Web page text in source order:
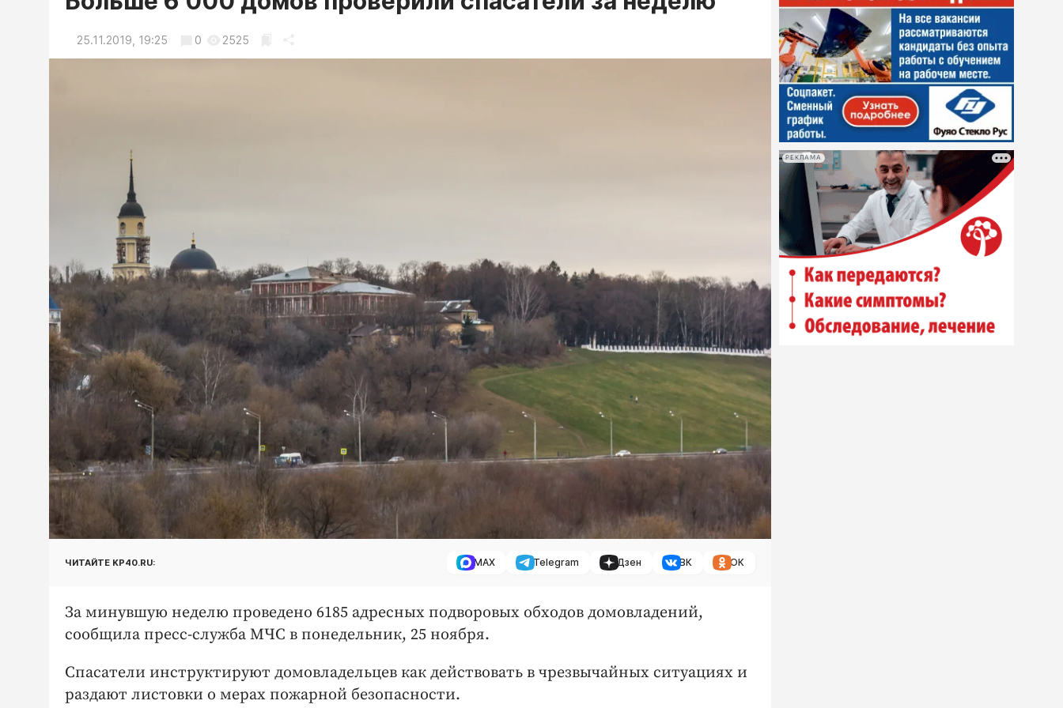
25.11.2019, 19:25 0 2525
ЧИТАЙТЕ KP40.RU: MAX Telegram Дзен ВК ОК
За минувшую неделю проведено 6185 адресных подворовых обходов домовладений,
сообщила пресс-служба МЧС в понедельник, 25 ноября.
Спасатели инструктируют домовладельцев как действовать в чрезвычайных ситуациях и
раздают листовки о мерах пожарной безопасности.
РЕКЛАМА